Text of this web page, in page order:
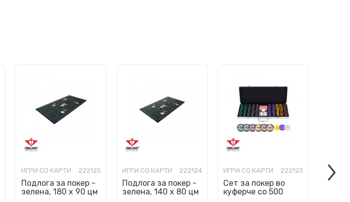
ИГРИ СО КАРТИ 222125
Подлога за покер -
зелена, 180 х 90 цм
ИГРИ СО КАРТИ 222124
Подлога за покер -
зелена, 140 х 80 цм
ИГРИ СО КАРТИ 222123
Сет за покер во
куферче со 500
ИГРИ
Сет